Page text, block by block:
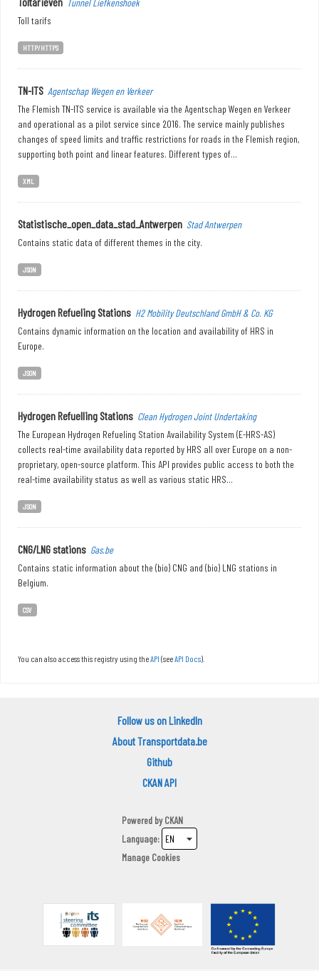
Tunnel Liefkenshoek
Toll tarifs
HTTP/HTTPS
TN-ITS Agentschap Wegen en Verkeer
The Flemish TN-ITS service is available via the Agentschap Wegen en Verkeer
and operational as a pilot service since 2016. The service mainly publishes
changes of speed limits and traffic restrictions for roads in the Flemish region,
supporting both point and linear features. Different types of...
XML
Statistische_open_data_stad_Antwerpen Stad Antwerpen
Contains static data of different themes in the city.
JSON
Hydrogen Refueling Stations H2 Mobility Deutschland GmbH & Co. KG
Contains dynamic information on the location and availability of HRS in
Europe.
JSON
Hydrogen Refuelling Stations Clean Hydrogen Joint Undertaking
The European Hydrogen Refueling Station Availability System (E-HRS-AS)
collects real-time availability data reported by HRS all over Europe on a non-
proprietary, open-source platform. This API provides public access to both the
real-time availability status as well as various static HRS...
JSON
CNG/LNG stations Gas.be
Contains static information about the (bio) CNG and (bio) LNG stations in
Belgium.
CSV
You can also access this registry using theAPI (seeAPI Docs).
Follow us on LinkedIn
About Transportdata.be
Github
CKAN API
Powered byCKAN
Language
Manage Cookies